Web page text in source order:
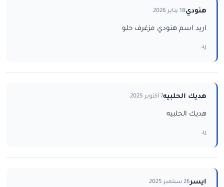
هنودي18 يناير 2026
اريد اسم هنودي مزغرف حلو
رد
هديك الحلبيه7 أكتوبر 2025
هديك الحلبيه
رد
ايسر26 سبتمبر 2025